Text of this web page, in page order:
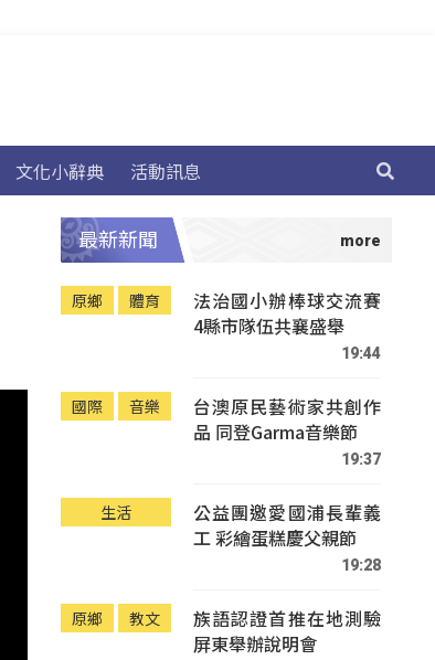
文化小辭典 活動訊息
最新新聞
原鄉 體育
法治國小辦棒球交流賽
4縣市隊伍共襄盛舉
19:44
國際 音樂
台澳原民藝術家共創作
品 同登Garma音樂節
19:37
生活
公益團邀愛國浦長輩義
工 彩繪蛋糕慶父親節
19:28
原鄉 教文
族語認證首推在地測驗
屏東舉辦說明會